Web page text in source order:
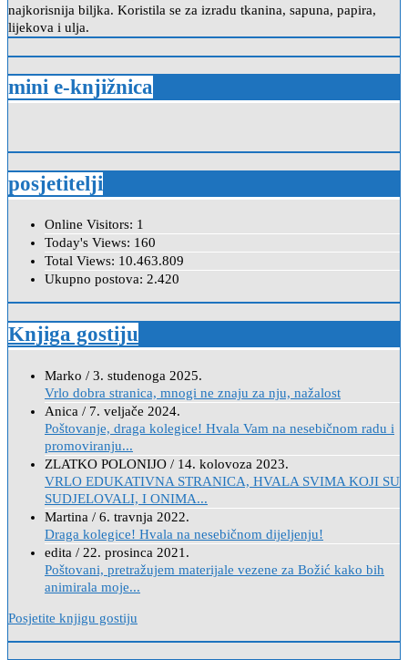
najkorisnija biljka. Koristila se za izradu tkanina, sapuna, papira,
lijekova i ulja.
mini e-knjižnica
posjetitelji
Online Visitors: 1
Today's Views: 160
Total Views: 10.463.809
Ukupno postova: 2.420
Knjiga gostiju
Marko / 3. studenoga 2025.
Vrlo dobra stranica, mnogi ne znaju za nju, nažalost
Anica / 7. veljače 2024.
Poštovanje, draga kolegice! Hvala Vam na nesebičnom radu i
promoviranju...
ZLATKO POLONIJO / 14. kolovoza 2023.
VRLO EDUKATIVNA STRANICA, HVALA SVIMA KOJI SU
SUDJELOVALI, I ONIMA...
Martina / 6. travnja 2022.
Draga kolegice! Hvala na nesebičnom dijeljenju!
edita / 22. prosinca 2021.
Poštovani, pretražujem materijale vezene za Božić kako bih
animirala moje...
Posjetite knjigu gostiju